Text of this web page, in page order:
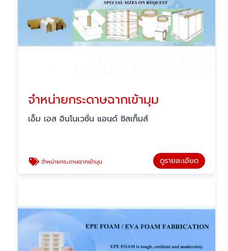
จำหน่ายกระดาษฉากเข้ามุม
เอ็ม เอส อินโนเวชั่น แอนด์ ซิสเท็มส์
จำหน่ายกระดาษฉากเข้ามุม ดูรายละเอียด